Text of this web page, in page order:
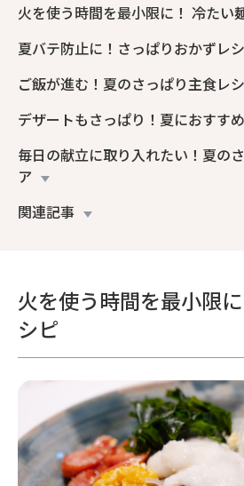
火を使う時間を最小限に！ 冷たい
夏バテ防止に！さっぱりおかずレ
ご飯が進む！夏のさっぱり主食レ
デザートもさっぱり！夏におすす
毎日の献立に取り入れたい！夏の
ア
関連記事
火を使う時間を最小限
シピ